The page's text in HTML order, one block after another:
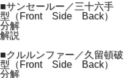
■サンセールー／三十六手
型（Front Side Back）
分解
解説
■クルルンファー／久留頓破
型（Front Side Back）
分解